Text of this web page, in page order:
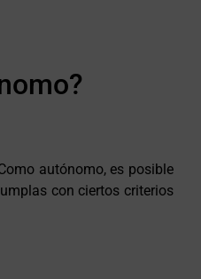
autónomo, es posible
con ciertos criterios